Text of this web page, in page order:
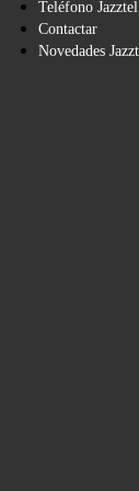
Teléfono Jazztel
Contactar
Novedades